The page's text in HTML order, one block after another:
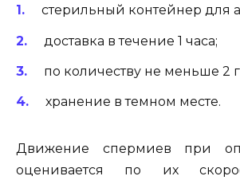
стерильный контейнер для
доставка в течение 1 часа;
по количеству не меньше 2
хранение в темном месте.
Движение спермиев при
оценивается по их